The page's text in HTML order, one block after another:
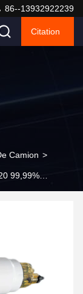
86--13932922239
Citation
Camion >
99,99%